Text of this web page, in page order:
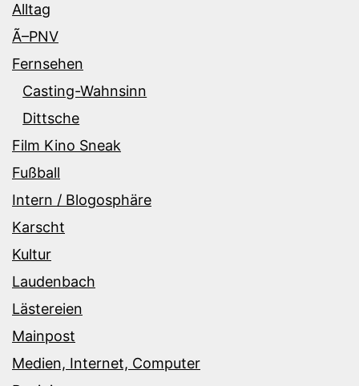
Alltag
Ã–PNV
Fernsehen
Casting-Wahnsinn
Dittsche
Film Kino Sneak
Fußball
Intern / Blogosphäre
Karscht
Kultur
Laudenbach
Lästereien
Mainpost
Medien, Internet, Computer